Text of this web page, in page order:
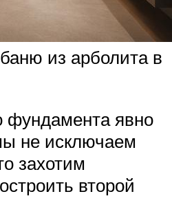
из арболита в
фундамента явно
не исключаем
захотим
второй